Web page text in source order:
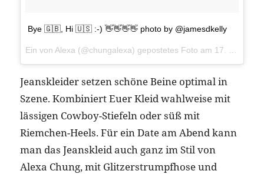
Bye 🇬🇧, Hi 🇺🇸 :-) 👋👋👋👋 photo by @jamesdkelly
Ein von Alexa (@chungalexa) gepostetes Foto am 17. Jan 2015 um 4:45 Uhr
Jeanskleider setzen schöne Beine optimal in
Szene. Kombiniert Euer Kleid wahlweise mit
lässigen Cowboy-Stiefeln oder süß mit
Riemchen-Heels. Für ein Date am Abend kann
man das Jeanskleid auch ganz im Stil von
Alexa Chung, mit Glitzerstrumpfhose und